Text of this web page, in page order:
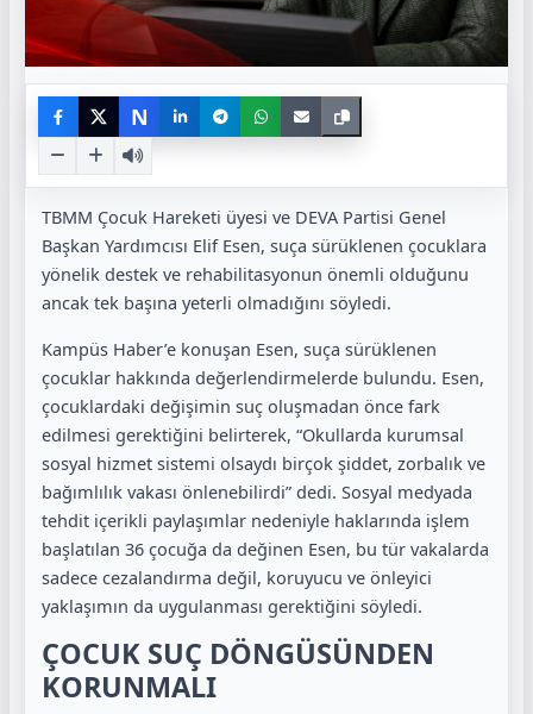
N
TBMM Çocuk Hareketi üyesi ve DEVA Partisi Genel
Başkan Yardımcısı Elif Esen, suça sürüklenen çocuklara
yönelik destek ve rehabilitasyonun önemli olduğunu
ancak tek başına yeterli olmadığını söyledi.
Kampüs Haber’e konuşan Esen, suça sürüklenen
çocuklar hakkında değerlendirmelerde bulundu. Esen,
çocuklardaki değişimin suç oluşmadan önce fark
edilmesi gerektiğini belirterek, “Okullarda kurumsal
sosyal hizmet sistemi olsaydı birçok şiddet, zorbalık ve
bağımlılık vakası önlenebilirdi” dedi. Sosyal medyada
tehdit içerikli paylaşımlar nedeniyle haklarında işlem
başlatılan 36 çocuğa da değinen Esen, bu tür vakalarda
sadece cezalandırma değil, koruyucu ve önleyici
yaklaşımın da uygulanması gerektiğini söyledi.
ÇOCUK SUÇ DÖNGÜSÜNDEN
KORUNMALI